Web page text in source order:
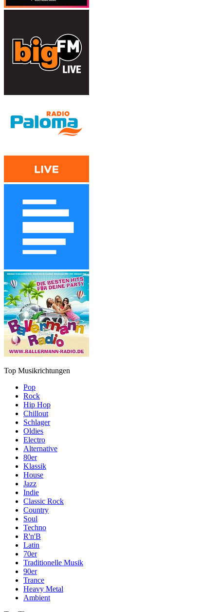
Top Musikrichtungen
Pop
Rock
Hip Hop
Chillout
Schlager
Oldies
Electro
Alternative
80er
Klassik
House
Jazz
Indie
Classic Rock
Country
Soul
Techno
R'n'B
Latin
70er
Traditionelle Musik
90er
Trance
Heavy Metal
Ambient